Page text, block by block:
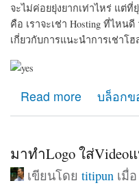
จะไม่ค่อยยุ่งยากเท่าไหร่ แต่
คือ เราจะเช่า Hosting ที่ไห
เกี่ยวกับการแนะนำการเช่าโฮ
Read more
about เช่า hosting ที่ไหน
บล็อกข
มาทำLogo ใส่Video
เขียนโดย titipun เมื่